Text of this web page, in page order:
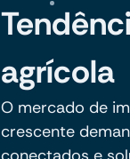
agrícola
O mercado de
crescente